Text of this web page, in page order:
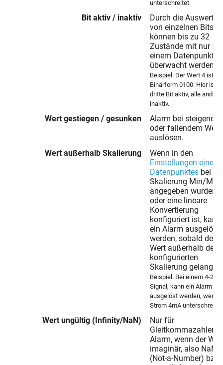
unterschreitet.
Bit aktiv / inaktiv
Durch die
von einzelnen Bits
können bis zu 32
Zustände mit nur
einem Datenpunkt
überwacht werden.
Beispiel: Der Wert 4 ist in
Binärform 0100. Hier ist
dritte Bit aktiv, alle
inaktiv.
Wert gestiegen / gesunken
Alarm bei
oder fallendem Wert
auslösen.
Wert außerhalb Skalierung
Wenn in den
Einstellungen eines
Datenpunktes bei
Skalierung Min/Max
angegeben wurden
oder eine lineare
Konvertierung
konfiguriert ist, kann
ein Alarm ausgelöst
werden, sobald der
Wert außerhalb der
konfigurierten
Skalierung gelangt.
Beispiel: Bei einem 4-
Signal, kann ein Alarm
ausgelöst werden, wenn
Strom 4mA unterschreitet.
Wert ungültig (Infinity/NaN)
Nur für
Gleitkommazahlen:
Alarm, wenn der
imaginär, also NaN
(Not-a-Number) bzw.